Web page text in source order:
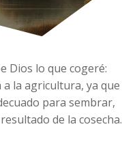
Dios lo que cogeré:
la agricultura, ya que
para sembrar,
de la cosecha.